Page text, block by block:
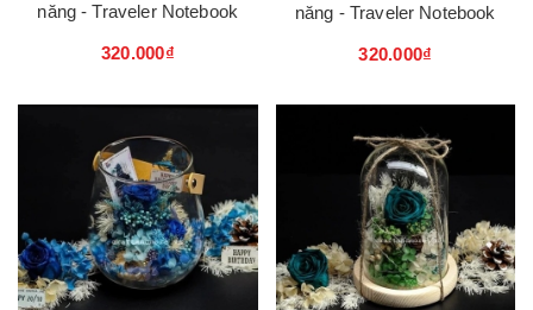
năng - Traveler Notebook
320.000₫
năng - Traveler Notebook
320.000₫